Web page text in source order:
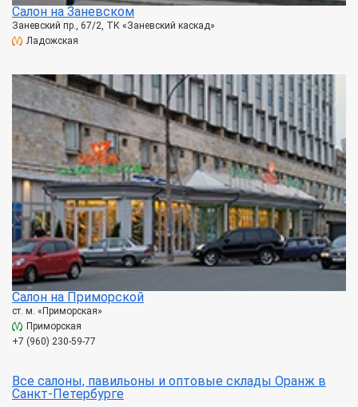
Салон на Заневском
Заневский пр., 67/2, ТК «Заневский каскад»
Ладожская
Салон на Приморской
ст. м. «Приморская»
Приморская
+7 (960) 230-59-77
Все салоны, павильоны и оптовые склады Оранж в
Санкт-Петербурге